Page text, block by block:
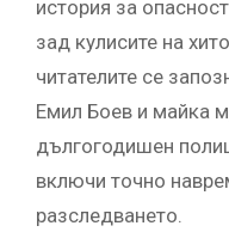
история за
зад кулисите на
читателите се
Емил Боев и майка
дългогодишен
включи точно
разследването.